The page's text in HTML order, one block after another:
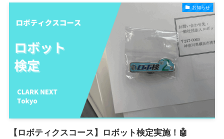
お知らせ
【ロボティクスコース】ロボット検定実施！🤖